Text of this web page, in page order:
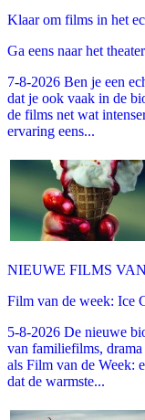
Klaar om films in het
Ga eens naar het
7-8-2026 Ben je een
dat je ook vaak in de
de films net wat
ervaring eens...
NIEUWE FILMS
Film van de week: Ice
5-8-2026 De nieuwe
van familiefilms,
als Film van de Week:
dat de warmste...